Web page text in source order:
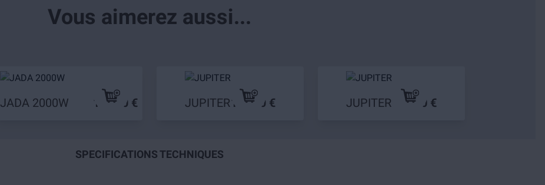
Vous aimerez aussi...
JADA 2000W 199,90 € JUPITER 109,90 € JUPITER 79,90 €
SPECIFICATIONS TECHNIQUES